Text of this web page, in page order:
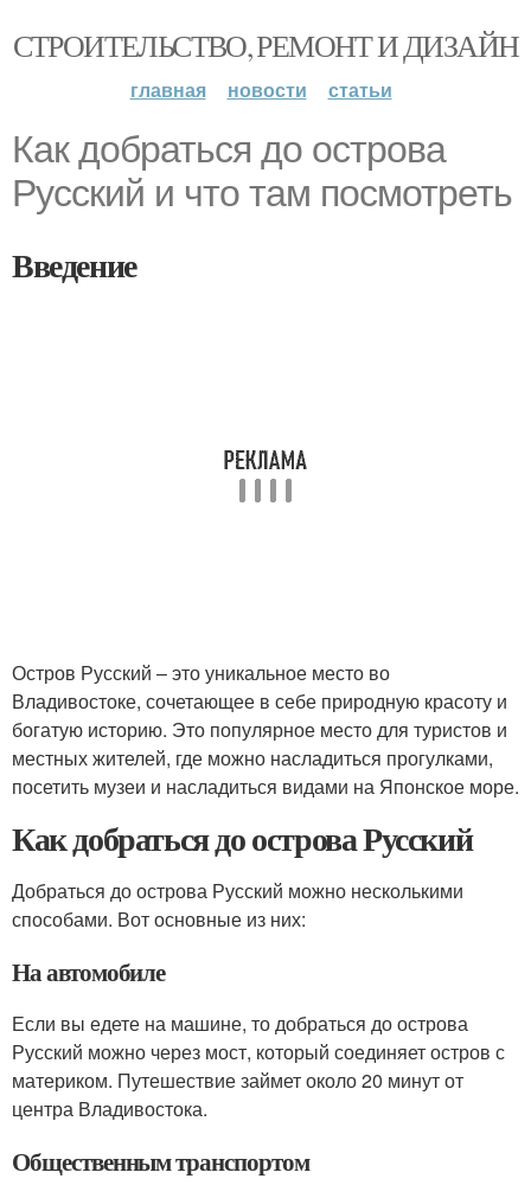
СТРОИТЕЛЬСТВО, РЕМОНТ И ДИЗАЙН
главная новости статьи
Как добраться до острова
Русский и что там посмотреть
Введение
Остров Русский – это уникальное место во
Владивостоке, сочетающее в себе природную красоту и
богатую историю. Это популярное место для туристов и
местных жителей, где можно насладиться прогулками,
посетить музеи и насладиться видами на Японское море.
Как добраться до острова Русский
Добраться до острова Русский можно несколькими
способами. Вот основные из них:
На автомобиле
Если вы едете на машине, то добраться до острова
Русский можно через мост, который соединяет остров с
материком. Путешествие займет около 20 минут от
центра Владивостока.
Общественным транспортом